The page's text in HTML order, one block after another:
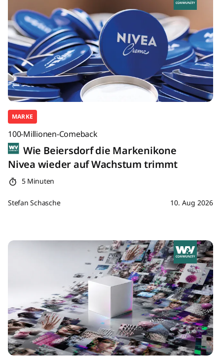
MARKE
100-Millionen-Comeback
Wie Beiersdorf die Markenikone
Nivea wieder auf Wachstum trimmt
5 Minuten
Stefan Schasche 10. Aug 2026